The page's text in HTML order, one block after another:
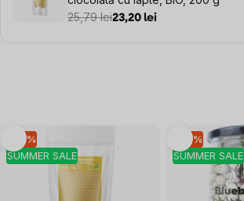
25,79 lei23,20 lei
Listă
produse
SUMMER SALE
–10 %
SUMMER SALE
–10 %